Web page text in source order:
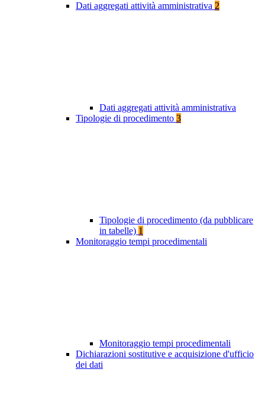
Dati aggregati attività amministrativa 2
Dati aggregati attività amministrativa
Tipologie di procedimento 3
Tipologie di procedimento (da pubblicare
in tabelle) 1
Monitoraggio tempi procedimentali
Monitoraggio tempi procedimentali
Dichiarazioni sostitutive e acquisizione d'ufficio
dei dati